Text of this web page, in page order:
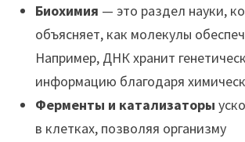
Биохимия — это раздел науки,
объясняет, как молекулы
Например, ДНК хранит
информацию благодаря
Ферменты и катализаторы
в клетках, позволяя организму